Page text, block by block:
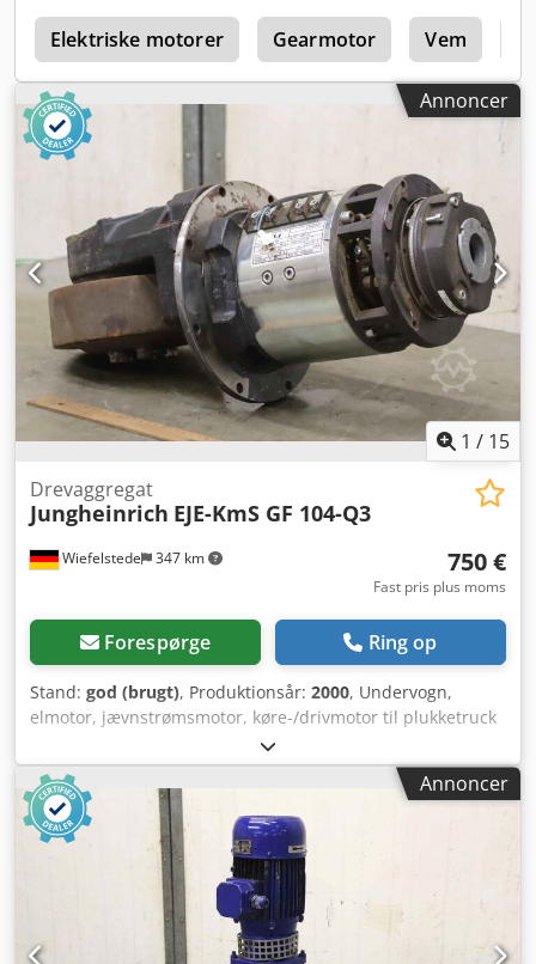
samlet -Transportmål: 6950/2250/H1460 mm -Totalvægt:
4380 kg
Elektriske motorer Gearmotor Vem
Annoncer
1 / 15
Wiefelstede 347 km
Drevaggregat
Jungheinrich EJE-KmS GF 104-Q3
750 €
Fast pris plus moms
Forespørge Ring op
Stand: god (brugt), Produktionsår: 2000, Undervogn,
elmotor, jævnstrømsmotor, køre-/drivmotor til plukketruck
- Producent: Jungheinrich, undervognsdrivmotor fra
plukketruck type EJE-KmS - Drivmotor: juli GF 104-Q3 24V
1,5 kW - Enkeltdele: se billeder - Hjul: 230 x 70 mm Crodpfx
Akeizc A Eo Tsf - Antal: 2 stk. undervogne tilgængelige -
Pris: pr. stk. - Mål: 266/266/H610 mm - Vægt: 62 kg/stk.
Annoncer